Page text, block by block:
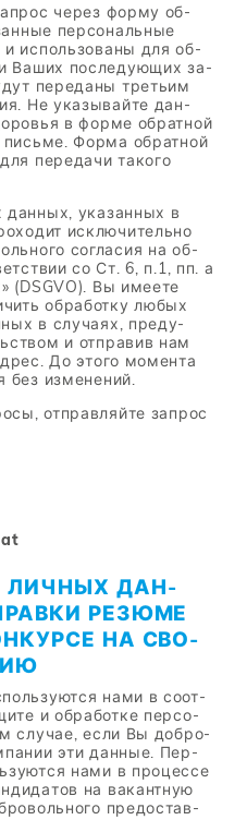
че­рез фор­му об­
пер­со­наль­ные
ис­поль­зо­ва­ны для об­
Ва­ших по­сле­ду­ю­щих за­
пе­ре­да­ны тре­тьим
Не ука­зы­вай­те дан­
в фор­ме об­рат­ной
Фор­ма об­рат­ной
пе­ре­да­чи та­ко­го
дан­ных, ука­зан­ных в
ис­клю­чи­тель­но
со­гла­сия на об­
со Ст. 6, п.1, пп. а
(DSGVO). Вы име­е­те
об­ра­бот­ку лю­бых
в слу­ча­ях, преду­
и от­пра­вив нам
До это­го мо­мен­та
без из­ме­не­ний.
от­прав­ляй­те за­прос
ЛИЧ­НЫХ ДАН­
РЕ­ЗЮ­МЕ
НА СВО­
нами в со­от­
и об­ра­бот­ке пер­со­
слу­чае, если Вы доб­ро­
эти дан­ные. Пер­
нами в про­цес­се
на ва­кант­ную
предо­став­